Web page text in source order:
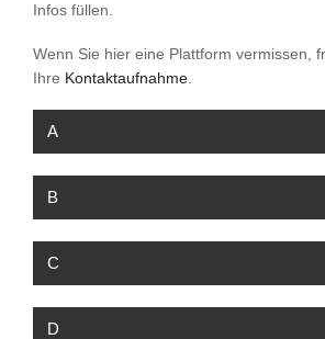
Infos füllen.
Wenn Sie hier eine Plattform vermissen,
Ihre Kontaktaufnahme
A
B
C
D